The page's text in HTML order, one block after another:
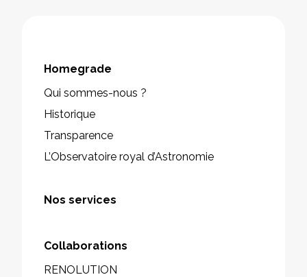
Homegrade
Qui sommes-nous ?
Historique
Transparence
L’Observatoire royal d’Astronomie
Nos services
Collaborations
RENOLUTION